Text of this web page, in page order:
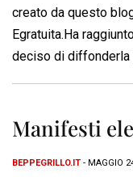
creato da questo
Egratuita.Ha
deciso di diffonderla
Manifesti
BEPPEGRILLO.IT - MAGGIO